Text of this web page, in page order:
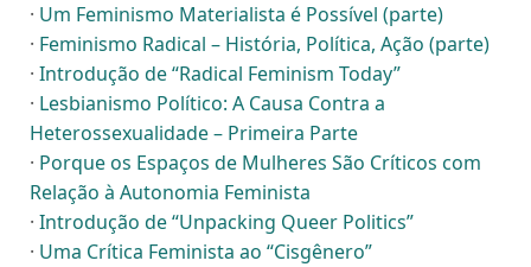
· Um Feminismo Materialista é Possível (parte)
· Feminismo Radical – História, Política, Ação (parte)
· Introdução de “Radical Feminism Today”
· Lesbianismo Político: A Causa Contra a
Heterossexualidade – Primeira Parte
· Porque os Espaços de Mulheres São Críticos com
Relação à Autonomia Feminista
· Introdução de “Unpacking Queer Politics”
· Uma Crítica Feminista ao “Cisgênero”